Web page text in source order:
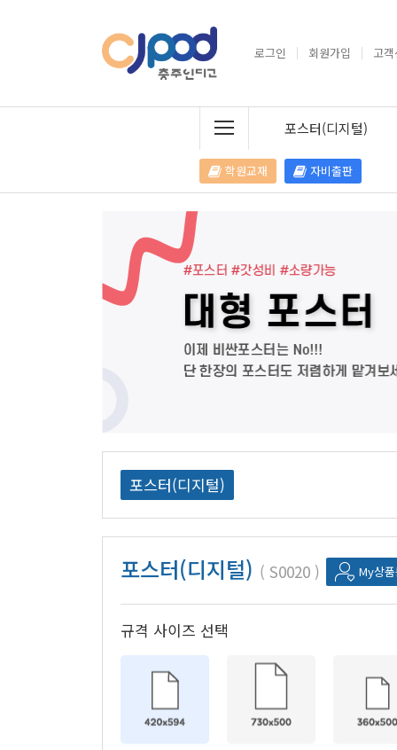
로그인 회원가입 고
포스터(디지털)
학원교재 자비출판
포스터(디지털)
포스터(디지털) S0020 My상
규격 사이즈 선택